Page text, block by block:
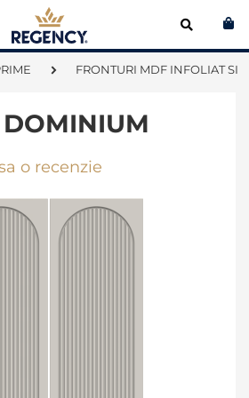
FRONTURI MDF INFOLIAT SI
o recenzie